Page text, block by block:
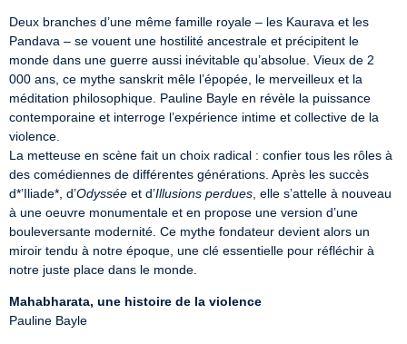
Deux branches d’une même famille royale – les Kaurava et les
Pandava – se vouent une hostilité ancestrale et précipitent le
monde dans une guerre aussi inévitable qu’absolue. Vieux de 2
000 ans, ce mythe sanskrit mêle l’épopée, le merveilleux et la
méditation philosophique. Pauline Bayle en révèle la puissance
contemporaine et interroge l’expérience intime et collective de la
violence.
La metteuse en scène fait un choix radical : confier tous les rôles à
des comédiennes de différentes générations. Après les succès
d*’Iliade*, d’Odyssée et d’Illusions perdues , elle s’attelle à nouveau
à une oeuvre monumentale et en propose une version d’une
bouleversante modernité. Ce mythe fondateur devient alors un
miroir tendu à notre époque, une clé essentielle pour réfléchir à
notre juste place dans le monde.
Mahabharata, une histoire de la violence
Pauline Bayle